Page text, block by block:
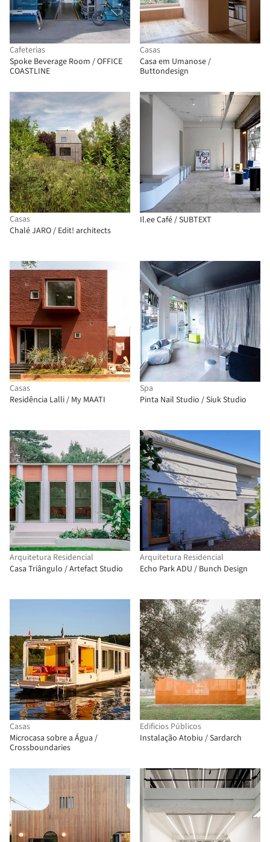
Cafeterias
Spoke Beverage Room / OFFICE
COASTLINE
Casas
Casa em Umanose /
Buttondesign
Casas
Chalé JARO / Edit! architects
Il.ee Café / SUBTEXT
Casas
Residência Lalli / My MAATI
Spa
Pinta Nail Studio / Siuk Studio
Arquitetura Residencial
Casa Triângulo / Artefact Studio
Arquitetura Residencial
Echo Park ADU / Bunch Design
Casas
Microcasa sobre a Água /
Crossboundaries
Edificios Públicos
Instalação Atobiu / Sardarch